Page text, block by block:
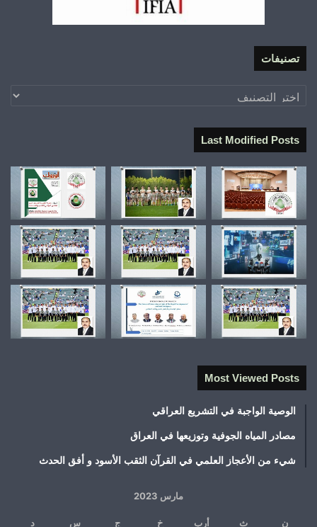
تصنيفات
تصنيفات
Last Modified Posts
Most Viewed Posts
الوصية الواجبة في التشريع العراقي
مصادر المياه الجوفية وتوزيعها في العراق
شيء من الأعجاز العلمي في القرآن الثقب الأسود و أفق الحدث
مارس 2023
ن ث أرب خ ج س د